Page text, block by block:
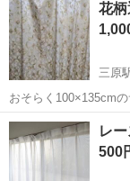
花柄
三原
おそらく100×135cm
広島 三原市
レ
500